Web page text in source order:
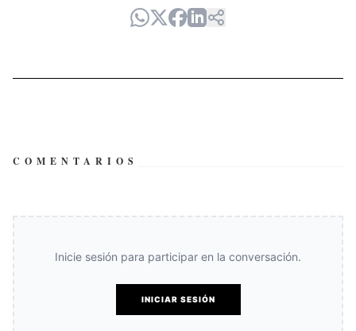
COMENTARIOS
Inicie sesión para participar en la conversación.
INICIAR SESIÓN